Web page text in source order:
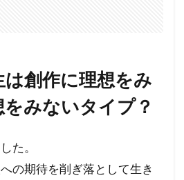
創作に理想をみ
みないタイプ？
た。
の期待を削ぎ落として生き